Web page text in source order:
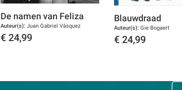
De namen van Feliza
Auteur(s): Juan Gabriel Vásquez
€ 24,99
Blauwdraad
Auteur(s): Gie Bogaert
€ 24,99